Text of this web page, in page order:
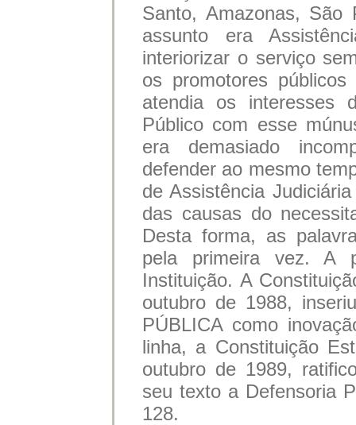
Santo, Amazonas,
assunto era
interiorizar o serviço
os promotores
atendia os interesses
Público com esse
era demasiado
defender ao mesmo
de Assistência
das causas do
Desta forma, as
pela primeira vez. A
Instituição. A
outubro de 1988,
PÚBLICA como
linha, a Constituição
outubro de 1989,
seu texto a Defensoria
128.